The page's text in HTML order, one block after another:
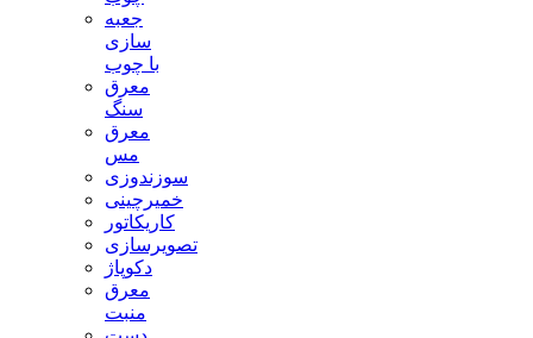
جعبه
سازی
با چوب
معرق
سنگ
معرق
مس
سوزندوزی
خمیرچینی
کاریکاتور
تصویرسازی
دکوپاژ
معرق
منبت